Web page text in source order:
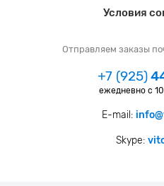
Условия
Отправляем заказы
+7 (925)
ежедневно с
E-mail:
Skype: